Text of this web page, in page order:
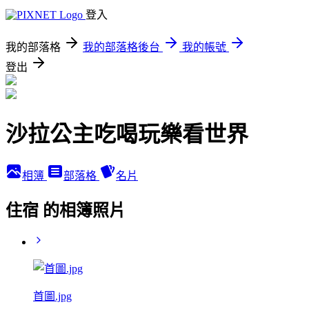
登入
我的部落格 我的部落格後台
我的帳號
登出
沙拉公主吃喝玩樂看世界
相簿 部落格 名片
住宿 的相簿照片
首圖.jpg